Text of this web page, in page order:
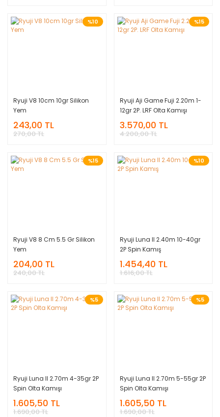
%10
Ryuji V8 10cm 10gr Silikon
Yem
243,00 TL
270,00 TL
%15
Ryuji Aji Game Fuji 2.20m 1-
12gr 2P. LRF Olta Kamışı
3.570,00 TL
4.200,00 TL
%15
Ryuji V8 8 Cm 5.5 Gr Silikon
Yem
204,00 TL
240,00 TL
%10
Ryuji Luna II 2.40m 10-40gr
2P Spin Kamış
1.454,40 TL
1.616,00 TL
%5
Ryuji Luna II 2.70m 4-35gr 2P
Spin Olta Kamışı
1.605,50 TL
1.690,00 TL
%5
Ryuji Luna II 2.70m 5-55gr 2P
Spin Olta Kamışı
1.605,50 TL
1.690,00 TL